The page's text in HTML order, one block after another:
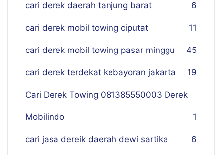
cari derek daerah tanjung barat 6
cari derek mobil towing ciputat 11
cari derek mobil towing pasar minggu 45
cari derek terdekat kebayoran jakarta 19
Cari Derek Towing 081385550003 Derek
Mobilindo 1
cari jasa dereik daerah dewi sartika 6